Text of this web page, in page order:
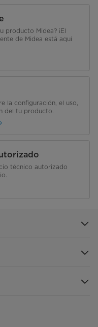
producto Midea? ¡El
de Midea está aquí
la configuración, el uso,
del tu producto.
técnico autorizado